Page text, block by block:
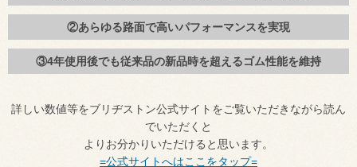
②あらゆる路面で高いパフォーマンスを実現
③4年使用後でも従来品の新品時を超えるゴム性能を維持
詳しい数値等をブリヂストン公式サイトをご覧いただきながら読ん
でいただくと
よりお分かりいただけると思います。
=公式サイトへはここをタップ=